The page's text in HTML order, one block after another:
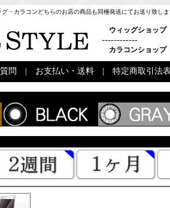
・カラコンどちらのお店の商品も同梱発送にてお送り致し
ウィッグショップ
------------
カラコンショップ
問 お支払い・送料 特定商取引法